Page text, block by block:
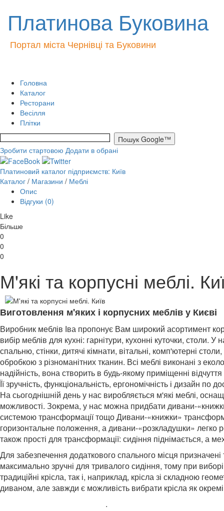
Платинова Буковина
Портал міста Чернівці та Буковини
Головна
Каталог
Ресторани
Весілля
Плітки
Зробити стартовою Додати в обрані
Платиновий каталог підприємств: Київ
Каталог / Магазини / Меблі
Опис
Відгуки (0)
Like
Більше
0
0
0
М'які та корпусні меблі.
Виготовлення м'яких і корпусних меблів у Києві
Виробник меблів Іва пропонує Вам широкий асортимент
вибір меблів для кухні: гарнітури, кухонні куточки,
спальню, стінки, дитячі кімнати, вітальні, комп'ютерні
обробкою з різноманітних тканин. Всі меблі виконані з
надійність, вона створить в будь-якому приміщенні
Її зручність, функціональність, ергономічність і дизайн по
На сьогоднішній день у нас виробляється м'які меблі,
можливості. Зокрема, у нас можна придбати дивани-
системою трансформації тощо Дивани-«книжки»
горизонтальне положення, а дивани-«розкладушки» легко
також прості для трансформації: сидіння піднімається, а
Для забезпечення додаткового спального місця призначені
максимально зручні для тривалого сидіння, тому при
традиційні крісла, так і, наприклад, крісла зі складною
диваном, але завжди є можливість вибрати крісла як
.